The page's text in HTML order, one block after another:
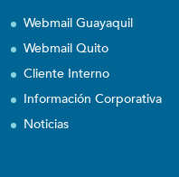
Webmail Guayaquil
Webmail Quito
Cliente Interno
Información Corporativa
Noticias